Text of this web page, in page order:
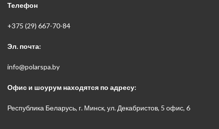
Телефон
+375 (29) 667-70-84
Эл. почта:
info@polarspa.by
Офис и шоурум находятся по адресу:
Республика Беларусь, г. Минск, ул. Декабристов, 5 офис, 6